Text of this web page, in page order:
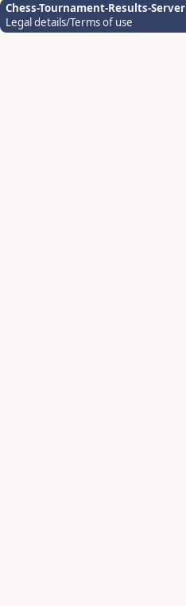
Chess-Tournament-Results-Server
Legal details/Terms of use